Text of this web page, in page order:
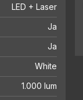
LED + Laser
Ja
Ja
White
1.000 lum